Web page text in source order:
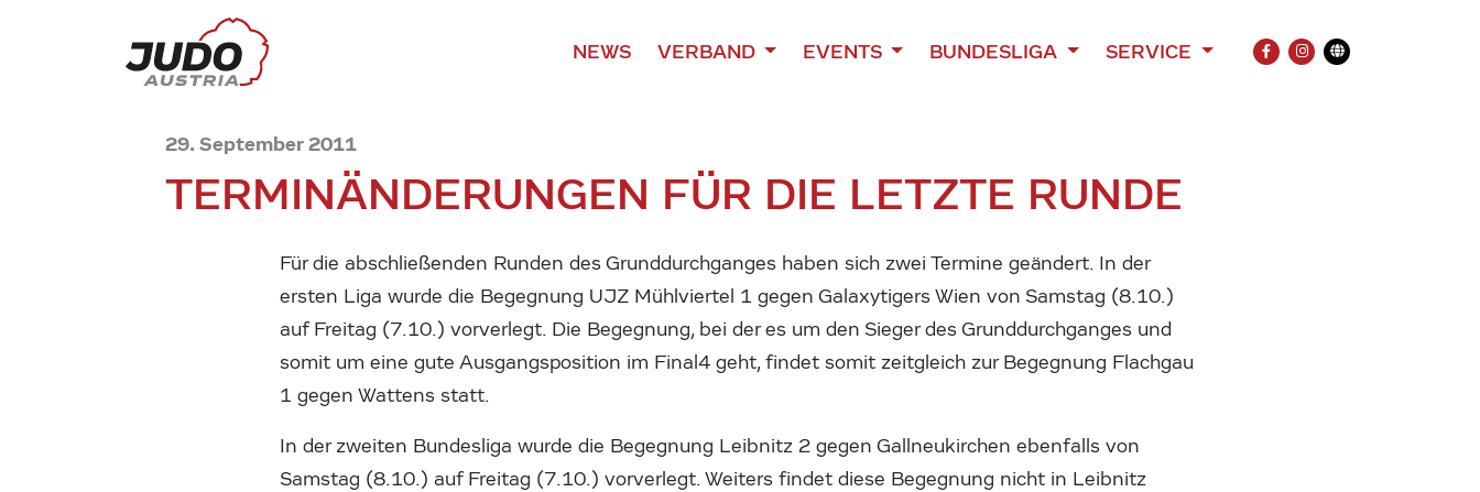
NEWS VERBAND EVENTS BUNDESLIGA SERVICE
FACEBOOK
INSTAGRAM
Übersetzung
29. September 2011
TERMINÄNDERUNGEN FÜR DIE LETZTE RUNDE
Für die abschließenden Runden des Grunddurchganges haben sich zwei Termine geändert. In der
ersten Liga wurde die Begegnung UJZ Mühlviertel 1 gegen Galaxytigers Wien von Samstag (8.10.)
auf Freitag (7.10.) vorverlegt. Die Begegnung, bei der es um den Sieger des Grunddurchganges und
somit um eine gute Ausgangsposition im Final4 geht, findet somit zeitgleich zur Begegnung Flachgau
1 gegen Wattens statt.
In der zweiten Bundesliga wurde die Begegnung Leibnitz 2 gegen Gallneukirchen ebenfalls von
Samstag (8.10.) auf Freitag (7.10.) vorverlegt. Weiters findet diese Begegnung nicht in Leibnitz